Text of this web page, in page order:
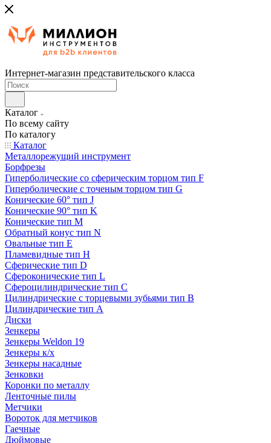
Интернет-магазин представительского класса
Каталог
По всему сайту
По каталогу
Каталог
Металлорежущий инструмент
Борфрезы
Гиперболические cо сферическим торцом тип F
Гиперболические с точеным торцом тип G
Конические 60° тип J
Конические 90° тип K
Конические тип M
Обратный конус тип N
Овальные тип E
Пламевидные тип H
Сферические тип D
Сфероконические тип L
Сфероцилиндрические тип C
Цилиндрические с торцевыми зубьями тип B
Цилиндрические тип А
Диски
Зенкеры
Зенкеры Weldon 19
Зенкеры к/х
Зенкеры насадные
Зенковки
Коронки по металлу
Ленточные пилы
Метчики
Вороток для метчиков
Гаечные
Дюймовые